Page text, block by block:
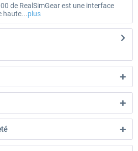
de RealSimGear est une interface
haute...plus